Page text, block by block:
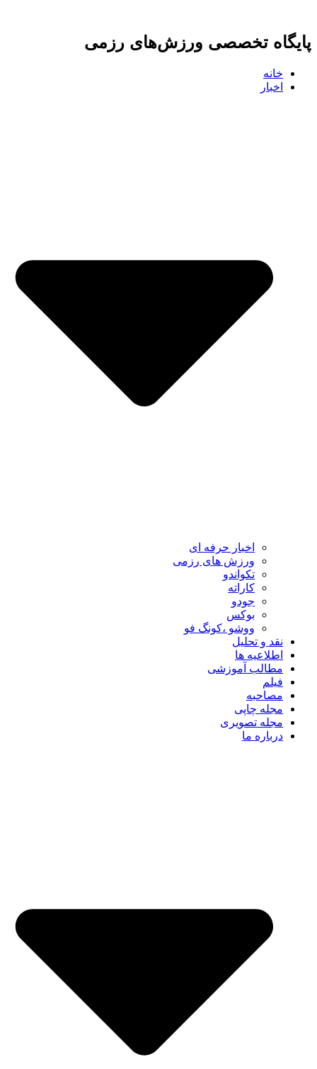
محتوا
پایگاه تخصصی ورزش‌های رزمی
خانه
اخبار
اخبار حرفه ای
ورزش های رزمی
تکواندو
کاراته
جودو
بوکس
ووشو ،کونگ فو
نقد و تحلیل
اطلاعیه ها
مطالب آموزشی
فیلم
مصاحبه
مجله چاپی
مجله تصویری
درباره ما